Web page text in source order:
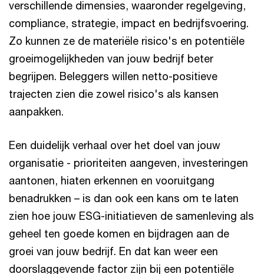
verschillende dimensies, waaronder regelgeving,
compliance, strategie, impact en bedrijfsvoering.
Zo kunnen ze de materiële risico's en potentiële
groeimogelijkheden van jouw bedrijf beter
begrijpen. Beleggers willen netto-positieve
trajecten zien die zowel risico's als kansen
aanpakken.
Een duidelijk verhaal over het doel van jouw
organisatie - prioriteiten aangeven, investeringen
aantonen, hiaten erkennen en vooruitgang
benadrukken – is dan ook een kans om te laten
zien hoe jouw ESG-initiatieven de samenleving als
geheel ten goede komen en bijdragen aan de
groei van jouw bedrijf. En dat kan weer een
doorslaggevende factor zijn bij een potentiële